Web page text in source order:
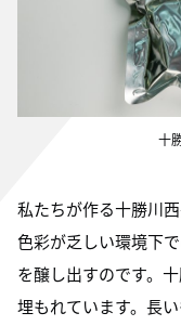
私たちが作る十勝川
色彩が乏しい環境下
を醸し出すのです。
埋もれています。長
十